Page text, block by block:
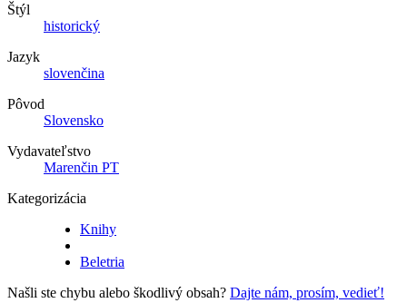
Štýl
historický
Jazyk
slovenčina
Pôvod
Slovensko
Vydavateľstvo
Marenčin PT
Kategorizácia
Knihy
Beletria
Našli ste chybu alebo škodlivý obsah? Dajte nám, prosím, vedieť!